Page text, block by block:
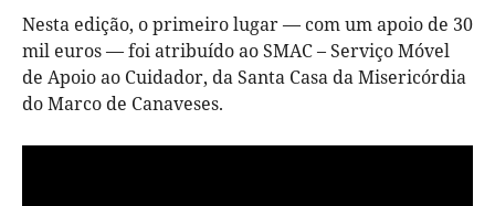
Nesta edição, o primeiro lugar — com um apoio de 30
mil euros — foi atribuído ao SMAC – Serviço Móvel
de Apoio ao Cuidador, da Santa Casa da Misericórdia
do Marco de Canaveses.